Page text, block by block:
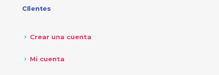
Clientes
Crear una cuenta
Mi cuenta